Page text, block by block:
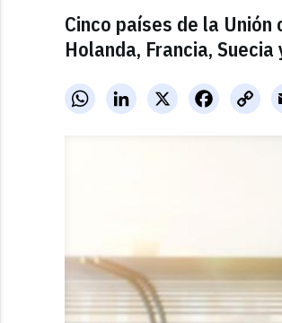
Cinco países de la
Holanda, Francia,
WhatsAppLinkedInX Facebook
Link